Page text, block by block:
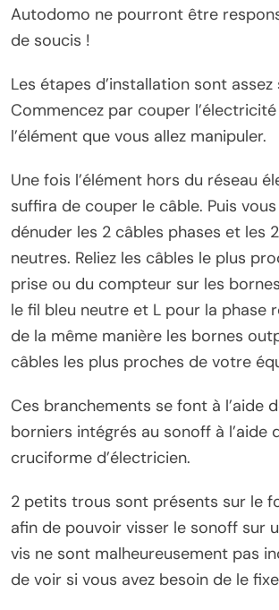
Autodomo ne pourront être
de soucis !
Les étapes d’installation sont assez
Commencez par couper
l’élément que vous allez manipuler.
Une fois l’élément hors du réseau
suffira de couper le câble. Puis
dénuder les 2 câbles phases et les
neutres. Reliez les câbles le plus
prise ou du compteur sur les
le fil bleu neutre et L pour la phase
de la même manière les bornes
câbles les plus proches de votre
Ces branchements se font à l’aide
borniers intégrés au sonoff à l’aide
cruciforme d’électricien.
2 petits trous sont présents sur le
afin de pouvoir visser le sonoff sur
vis ne sont malheureusement pas
de voir si vous avez besoin de le